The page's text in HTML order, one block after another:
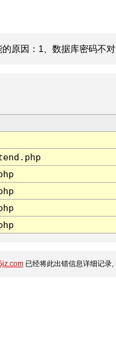
原因：1、数据库密码不对
已经将此出错信息详细记录,